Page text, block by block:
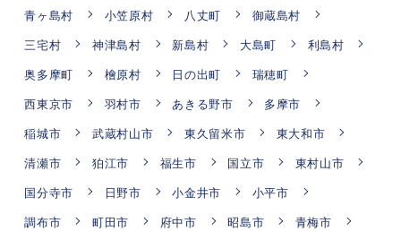
青ヶ島村 小笠原村 八丈町
御蔵島村
三宅村
神津島村 新島村 大島町
利島村
奥多摩町
檜原村 日の出町
瑞穂町
西東京市
羽村市 あきる野市
多摩市
稲城市
武蔵村山市 東久留米市
東大和市
清瀬市
狛江市 福生市 国立市
東村山市
国分寺市
日野市 小金井市
小平市
調布市
町田市 府中市 昭島市
青梅市